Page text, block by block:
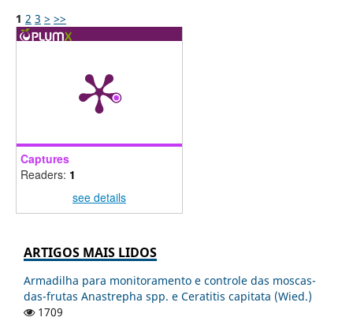
1 2 3 > >>
Captures
Readers: 1
see details
ARTIGOS MAIS LIDOS
Armadilha para monitoramento e controle das moscas-
das-frutas Anastrepha spp. e Ceratitis capitata (Wied.)
1709